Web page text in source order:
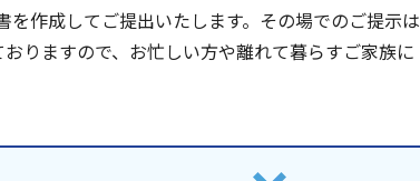
作成してご提出いたします。その場でのご提示は
りますので、お忙しい方や離れて暮らすご家族に